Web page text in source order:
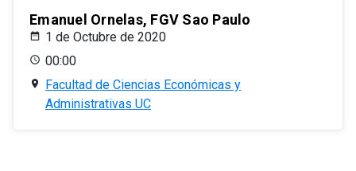
Emanuel Ornelas, FGV Sao Paulo
1 de Octubre de 2020
00:00
Facultad de Ciencias Económicas y
Administrativas UC